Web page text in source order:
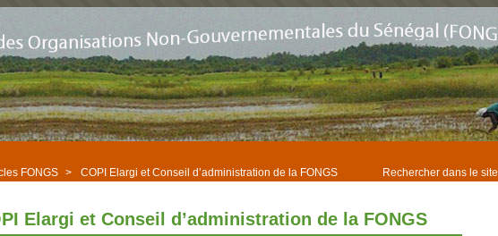
Rechercher dans le site
FONGS > COPI Elargi et Conseil d’administration de la FONGS
Elargi et Conseil d’administration de la FONGS